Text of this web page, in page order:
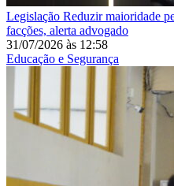
Legislação Reduzir maioridade
facções, alerta advogado
31/07/2026 às 12:58
Educação e Segurança